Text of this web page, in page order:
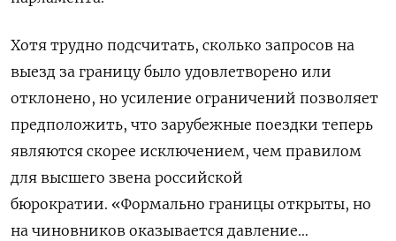
Хотя трудно подсчитать, сколько запросов на
выезд за границу было удовлетворено или
отклонено, но усиление ограничений позволяет
предположить, что зарубежные поездки теперь
являются скорее исключением, чем правилом
для высшего звена российской
бюрократии. «Формально границы открыты, но
на чиновников оказывается давление…